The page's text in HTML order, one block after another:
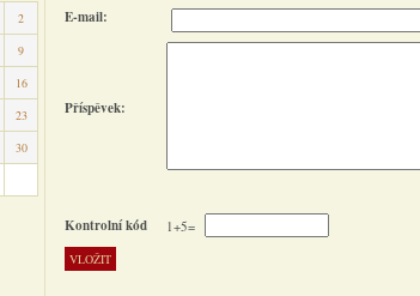
2
9
16
23
30
E-mail:
Příspěvek:
Kontrolní kód 1+5=